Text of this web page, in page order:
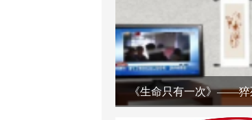
《生命只有一次》——猝